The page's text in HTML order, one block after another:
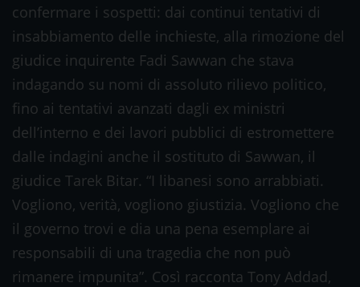
confermare i sospetti: dai continui tentativi di
insabbiamento delle inchieste, alla rimozione del
giudice inquirente Fadi Sawwan che stava
indagando su nomi di assoluto rilievo politico,
fino ai tentativi avanzati dagli ex ministri
dell’interno e dei lavori pubblici di estromettere
dalle indagini anche il sostituto di Sawwan, il
giudice Tarek Bitar. “I libanesi sono arrabbiati.
Vogliono, verità, vogliono giustizia. Vogliono che
il governo trovi e dia una pena esemplare ai
responsabili di una tragedia che non può
rimanere impunita”. Così racconta Tony Addad,